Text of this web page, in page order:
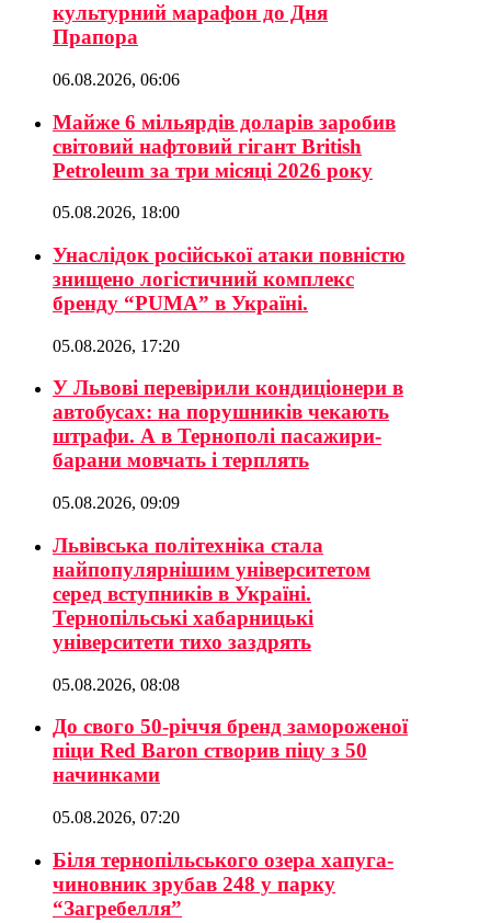
культурний марафон до Дня
Прапора
06.08.2026, 06:06
Майже 6 мільярдів доларів заробив
світовий нафтовий гігант British
Petroleum за три місяці 2026 року
05.08.2026, 18:00
Унаслідок російської атаки повністю
знищено логістичний комплекс
бренду “PUMA” в Україні.
05.08.2026, 17:20
У Львові перевірили кондиціонери в
автобусах: на порушників чекають
штрафи. А в Тернополі пасажири-
барани мовчать і терплять
05.08.2026, 09:09
Львівська політехніка стала
найпопулярнішим університетом
серед вступників в Україні.
Тернопільські хабарницькі
університети тихо заздрять
05.08.2026, 08:08
До свого 50-річчя бренд замороженої
піци Red Baron створив піцу з 50
начинками
05.08.2026, 07:20
Біля тернопільського озера хапуга-
чиновник зрубав 248 у парку
“Загребелля”